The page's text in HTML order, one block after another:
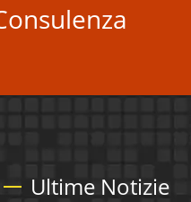
Ultime Notizie